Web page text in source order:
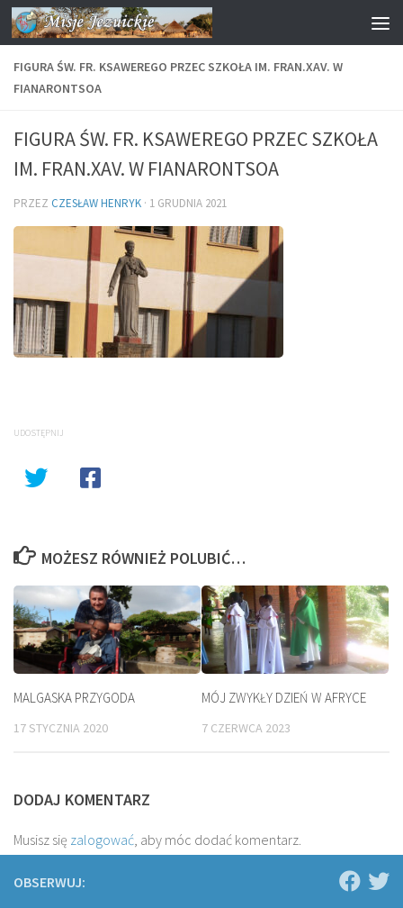
Przejdź do treści
FIGURA ŚW. FR. KSAWEREGO PRZEC SZKOŁA IM. FRAN.XAV. W
FIANARONTSOA
FIGURA ŚW. FR. KSAWEREGO PRZEC SZKOŁA
IM. FRAN.XAV. W FIANARONTSOA
PRZEZ CZESŁAW HENRYK · 1 GRUDNIA 2021
UDOSTĘPNIJ
MOŻESZ RÓWNIEŻ POLUBIĆ…
MALGASKA PRZYGODA
17 STYCZNIA 2020
MÓJ ZWYKŁY DZIEŃ W AFRYCE
7 CZERWCA 2023
DODAJ KOMENTARZ
Musisz się zalogować, aby móc dodać komentarz.
OBSERWUJ: